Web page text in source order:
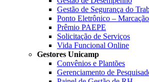
Gestão de Segurança do
Ponto Eletrônico –
Prêmio PAEPE
Solicitação de Serviços
Vida Funcional Online
Gestores Unicamp
Convênios e Plantões
Gerenciamento de